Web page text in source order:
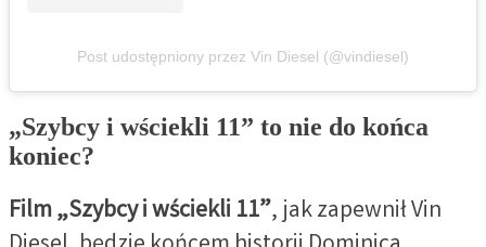
Post udostępniony przez Vin Diesel (@vindiesel)
„Szybcy i wściekli 11” to nie do końca
koniec?
Film „Szybcy i wściekli 11”, jak zapewnił Vin